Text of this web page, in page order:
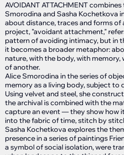
AVOIDANT ATTACHMENT
Smorodina and Sasha Kochetkova
about distance, traces and forms of
project, "avoidant attachment,"
pattern of avoiding intimacy, but in
it becomes a broader metaphor:
nature, with the body, with
of another.
Alice Smorodina in the series of
memory as a living body, subject
Using velvet and steel, she
the archival is combined with the
capture an event — they show how
into the fabric of time, stitch by
Sasha Kochetkova explores the
presence in a series of paintings
a symbol of social isolation, were